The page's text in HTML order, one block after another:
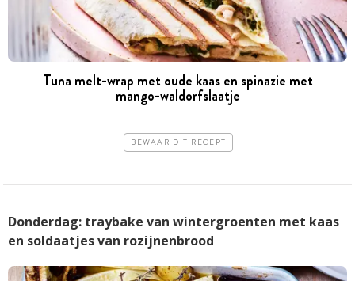
Tuna melt-wrap met oude kaas en spinazie met
mango-waldorfslaatje
BEWAAR DIT RECEPT
Donderdag: traybake van wintergroenten met kaas
en soldaatjes van rozijnenbrood